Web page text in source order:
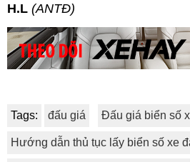
H.L (ANTĐ)
Tags: đấu giá Đấu giá biển số
Hướng dẫn thủ tục lấy biển số xe